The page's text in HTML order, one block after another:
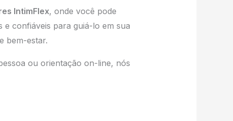
IntimFlex, onde você pode
e confiáveis para guiá-lo em sua
bem-estar.
ou orientação on-line, nós